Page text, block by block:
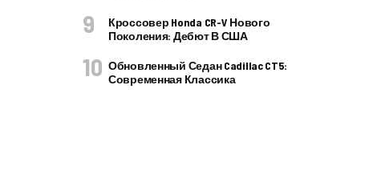
Кроссовер Honda CR-V Нового
Поколения: Дебют В США
Обновленный Седан Cadillac CT5:
Современная Классика